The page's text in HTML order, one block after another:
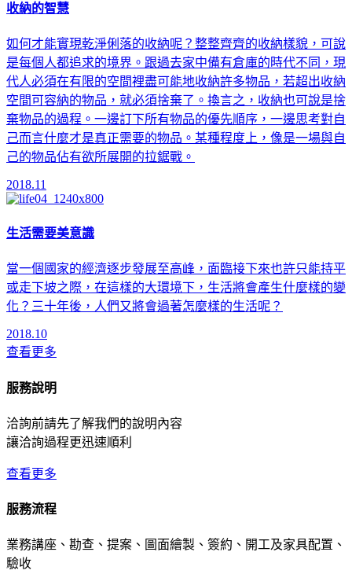
收納的智慧
如何才能實現乾淨俐落的收納呢？整整齊齊的收納樣貌，可說
是每個人都追求的境界。跟過去家中備有倉庫的時代不同，現
代人必須在有限的空間裡盡可能地收納許多物品，若超出收納
空間可容納的物品，就必須捨棄了。換言之，收納也可說是捨
棄物品的過程。一邊訂下所有物品的優先順序，一邊思考對自
己而言什麼才是真正需要的物品。某種程度上，像是一場與自
己的物品佔有欲所展開的拉鋸戰。
2018.11
生活需要美意識
當一個國家的經濟逐步發展至高峰，面臨接下來也許只能持平
或走下坡之際，在這樣的大環境下，生活將會產生什麼樣的變
化？三十年後，人們又將會過著怎麼樣的生活呢？
2018.10
查看更多
服務說明
洽詢前請先了解我們的說明內容
讓洽詢過程更迅速順利
查看更多
服務流程
業務講座、勘查、提案、圖面繪製、簽約、開工及家具配置、
驗收